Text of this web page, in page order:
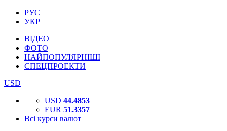
РУС
УКР
ВІДЕО
ФОТО
НАЙПОПУЛЯРНІШІ
СПЕЦПРОЕКТИ
USD
USD 44.4853
EUR 51.3357
Всі курси валют